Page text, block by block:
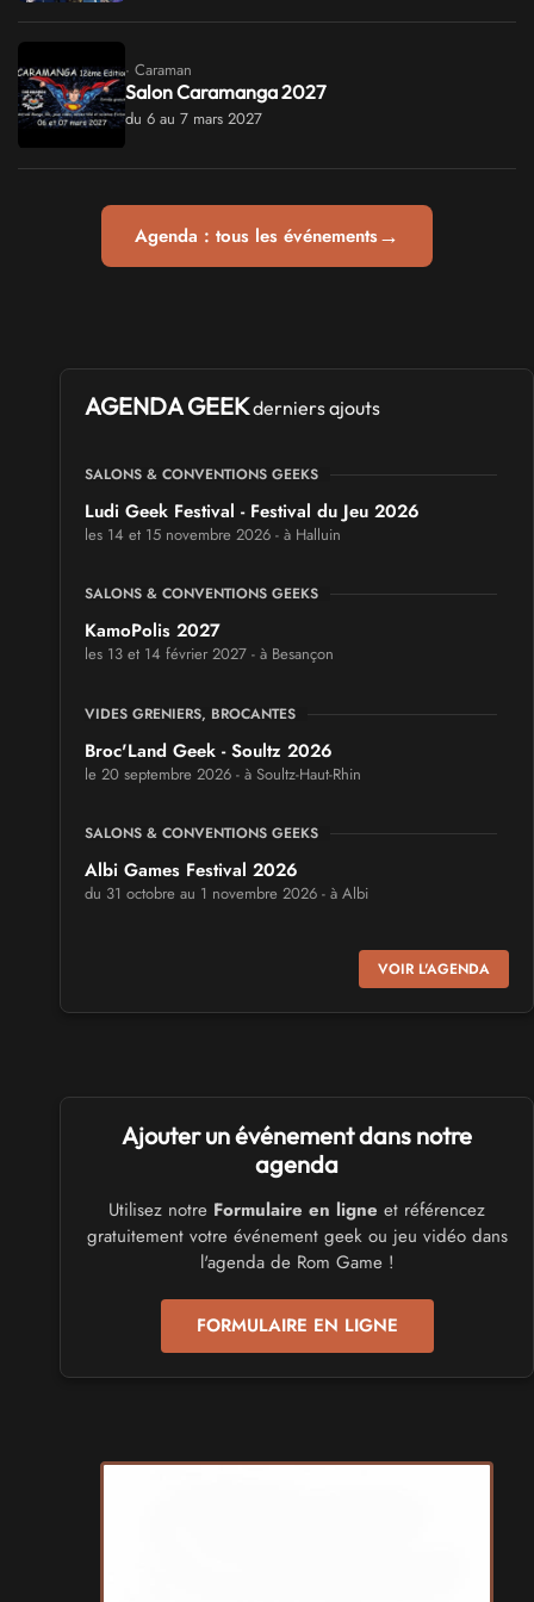
· Caraman
Salon Caramanga 2027
du 6 au 7 mars 2027
Agenda : tous les événements→
AGENDA GEEKderniers ajouts
SALONS & CONVENTIONS GEEKS
Ludi Geek Festival - Festival du Jeu 2026
les 14 et 15 novembre 2026 - à Halluin
SALONS & CONVENTIONS GEEKS
KamoPolis 2027
les 13 et 14 février 2027 - à Besançon
VIDES GRENIERS, BROCANTES
Broc'Land Geek - Soultz 2026
le 20 septembre 2026 - à Soultz-Haut-Rhin
SALONS & CONVENTIONS GEEKS
Albi Games Festival 2026
du 31 octobre au 1 novembre 2026 - à Albi
Virtual Calais - salon du jeu vidéo et des loisirs
numériques 2026
SALONS & CONVENTIONS GEEKS
Trolls et Légendes 2027
du 26 au 28 mars 2027 - à Mons
CULTURE JAPONAISE ET OTAKU
Mang'Azur 2027
les 24 et 25 avril 2027 - à Toulon
SALONS & CONVENTIONS GEEKS
Play Azur Festival 2027
SALONS & CONVENTIONS GEEKS
VOIR L'AGENDA
Ajouter un événement dans notre
agenda
Utilisez notre Formulaire en ligne et référencez
gratuitement votre événement geek ou jeu vidéo dans
l'agenda de Rom Game !
FORMULAIRE EN LIGNE